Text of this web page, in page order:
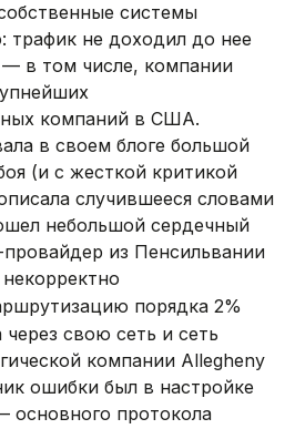
системы
трафик не доходил до нее
в том числе, компании
компаний в США.
в своем блоге большой
(и с жесткой критикой
случившееся словами
небольшой сердечный
из Пенсильвании
порядка 2%
свою сеть и сеть
компании Allegheny
ошибки был в настройке
основного протокола